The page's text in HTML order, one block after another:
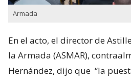
Armada
En el acto, el director de
la Armada (ASMAR),
Hernández, dijo que “la